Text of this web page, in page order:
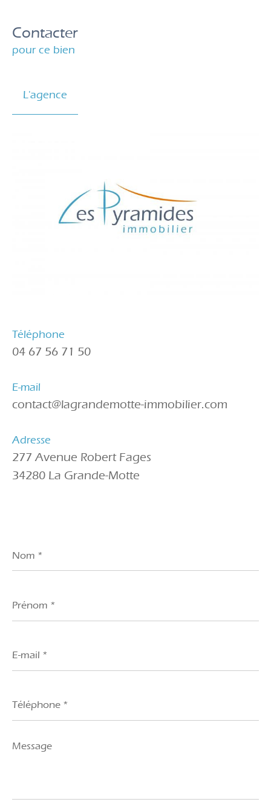
Contacter
pour ce bien
L'agence
Téléphone
04 67 56 71 50
E-mail
contact@lagrandemotte-immobilier.com
Adresse
277 Avenue Robert Fages
34280 La Grande-Motte
*
*
mail
*
*
Message
*